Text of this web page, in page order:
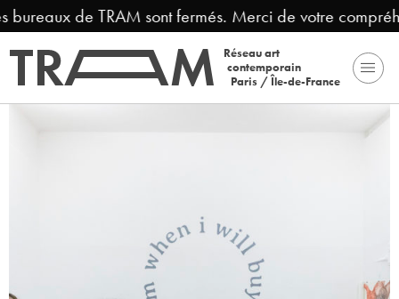
de TRAM sont fermés. Merci de votre
Réseau art
contemporain
Paris / Île-de-France